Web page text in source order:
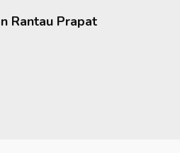
Rantau Prapat